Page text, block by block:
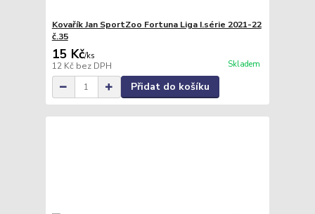
Kovařík Jan SportZoo Fortuna Liga I.série 2021-22
č.35
15 Kč/ks
12 Kč bez DPH Skladem
Přidat do košíku